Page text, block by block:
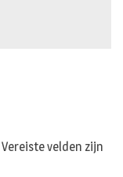
Vereiste velden zijn